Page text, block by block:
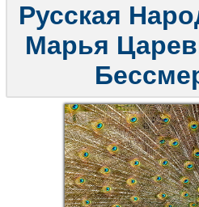
Русская
Марья